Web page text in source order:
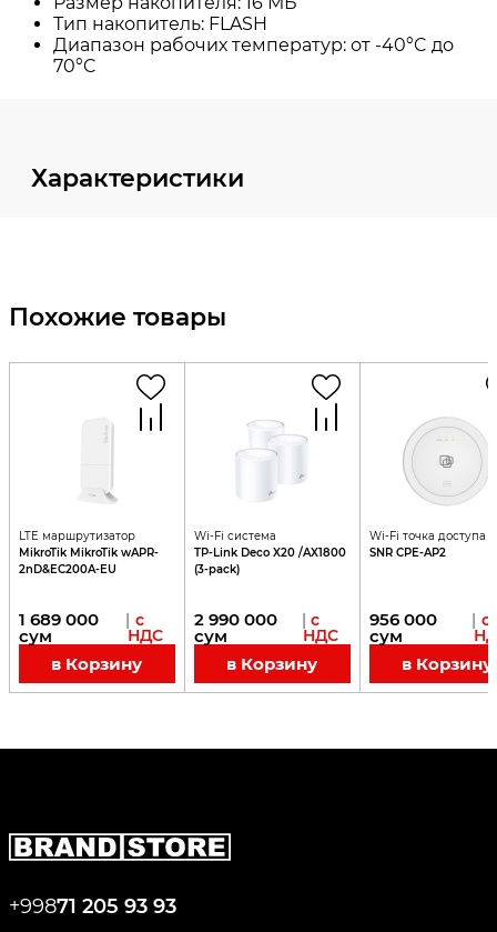
Характеристики
Похожие товары
LTE маршрутизатор
MikroTik MikroTik wAPR-
2nD&EC200A-EU
1 689 000
сум
| с
НДС
в Корзину
Wi-Fi система
TP-Link Deco X20 /AX1800
(3-pack)
2 990 000
сум
| с
НДС
в Корзину
Wi-Fi точка доступа
SNR CPE-AP2
956 000
сум
| с
в Корзину
+99871 205 93 93